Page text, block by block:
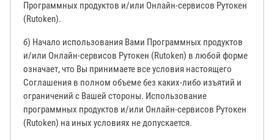
Программных продуктов и/или Онлайн-сервисов Рутокен
(Rutoken).
б) Начало использования Вами Программных продуктов
и/или Онлайн-сервисов Рутокен (Rutoken) в любой форме
означает, что Вы принимаете все условия настоящего
Соглашения в полном объеме без каких-либо изъятий и
ограничений с Вашей стороны. Использование
программных продуктов и/или Онлайн-сервисов Рутокен
(Rutoken) на иных условиях не допускается.